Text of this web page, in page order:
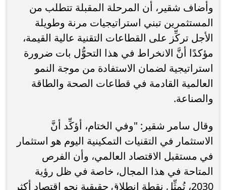
وأضاف شقير، أن المرحلة المقبلة تتطلب من
المستثمرين تبني استراتيجيات مرنة وطويلة
الأجل تركِّز على القطاعات التقنية عالية القيمة،
مؤكدًا أنَّ الانخراط في هذا التحوُّل بات ضرورة
استراتيجية لضمان الاستفادة من موجة النمو
العالمية القادمة في قطاعات الصحة والطاقة
والصناعة.
وقال سامر شقير: "وفي الختام، أؤكِّد أنَّ
الاستثمار في التقنيات التمكينية اليوم هو استثمار
في مستقبل الاقتصاد العالمي، وأن الفرص
المتاحة في هذا المجال، خاصة في ظل رؤية
2030، تُمثِّل نقطة انطلاق حقيقية نحو اقتصاد أكثر